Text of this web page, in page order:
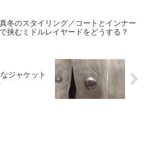
真冬のスタイリング／コートとインナー
で挟むミドルレイヤードをどうする？
ジャケット